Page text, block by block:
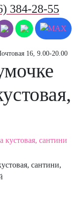
384-28-55
16, 9.00-20.00
сантини,